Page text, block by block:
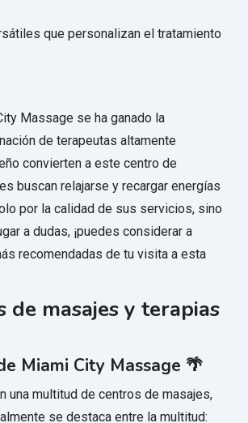
que personalizan el tratamiento
Massage se ha ganado la
de terapeutas altamente
convierten a este centro de
buscan relajarse y recargar energías
por la calidad de sus servicios, sino
a dudas, ¡puedes considerar a
recomendadas de tu visita a esta
de masajes y terapias
Miami City Massage 🌴
una multitud de centros de masajes,
se destaca entre la multitud: